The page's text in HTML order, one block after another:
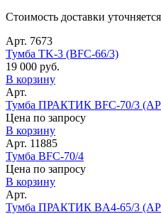
Стоимость доставки
Арт. 7673
Тумба TK-3 (BFC-66/3)
19 000 руб.
В корзину
Арт.
Тумба ПРАКТИК BFC-70/3
Цена по запросу
В корзину
Арт. 11885
Тумба BFC-70/4
Цена по запросу
В корзину
Арт.
Тумба ПРАКТИК BA4-65/3